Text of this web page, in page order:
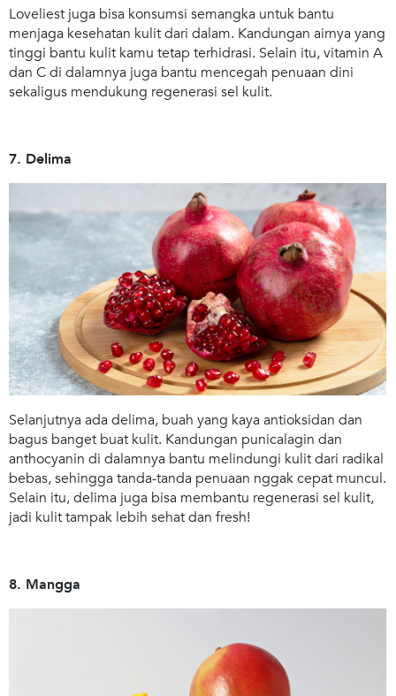
Loveliest juga bisa konsumsi semangka untuk bantu
menjaga kesehatan kulit dari dalam. Kandungan airnya yang
tinggi bantu kulit kamu tetap terhidrasi. Selain itu, vitamin A
dan C di dalamnya juga bantu mencegah penuaan dini
sekaligus mendukung regenerasi sel kulit.
7. Delima
Selanjutnya ada delima, buah yang kaya antioksidan dan
bagus banget buat kulit. Kandungan punicalagin dan
anthocyanin di dalamnya bantu melindungi kulit dari radikal
bebas, sehingga tanda-tanda penuaan nggak cepat muncul.
Selain itu, delima juga bisa membantu regenerasi sel kulit,
jadi kulit tampak lebih sehat dan fresh!
8. Mangga